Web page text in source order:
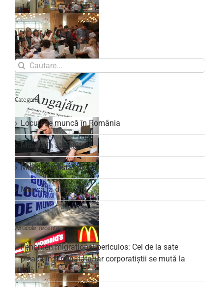
Search
for:
Categorii
Locuri de muncă în România
Muncă în străinătate
Muncă la distanță
Muncă la domiciliu
Articole recente
Fenomen migrațional periculos: Cei de la sate
pleacă în străinătate, iar corporatiștii se mută la
țară